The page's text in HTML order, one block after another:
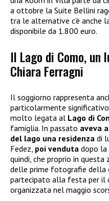
a ottobre la Suite Bellini
tra le alternative c’è anche
disponibile da 1.800 euro.
Il Lago di Como, un
Chiara Ferragni
Il soggiorno rappresenta
particolarmente significativo
molto legata al Lago di
famiglia. In passato aveva
del lago una residenza di
Fedez, poi venduta dopo la
quindi, che proprio in
delle prime fotografie della
partecipato alla festa per il
organizzata nel maggio